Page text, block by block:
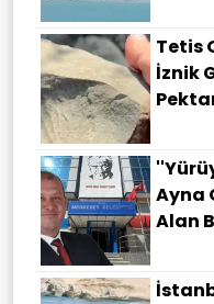
Tetis
İznik
Ayna
Alan